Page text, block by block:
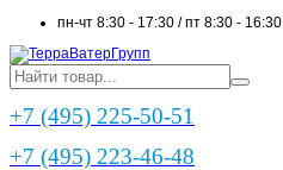
пн-чт 8:30 - 17:30 / пт 8:30 - 16:30
+7 (495) 225-50-51
+7 (495) 223-46-48